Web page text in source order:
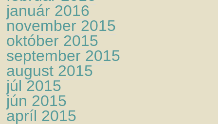
január 2016
november 2015
október 2015
september 2015
august 2015
júl 2015
jún 2015
apríl 2015